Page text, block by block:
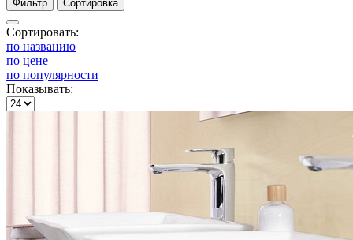
Фильтр Сортировка
Сортировать:
по названию
по цене
по популярности
Показывать: